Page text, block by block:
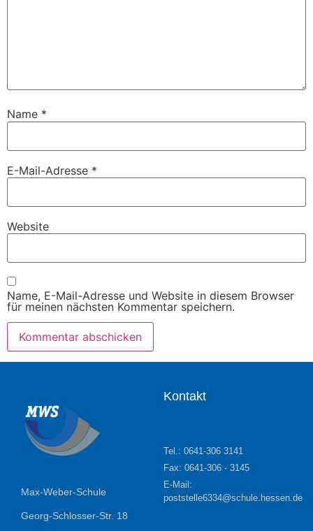
Name *
E-Mail-Adresse *
Website
Name, E-Mail-Adresse und Website in diesem Browser
für meinen nächsten Kommentar speichern.
Max-Weber-Schule
Georg-Schlosser-Str. 18
Kontakt
Tel.: 0641-306 3141
Fax: 0641-306 - 3145
E-Mail:
poststelle6334@schule.hessen.de